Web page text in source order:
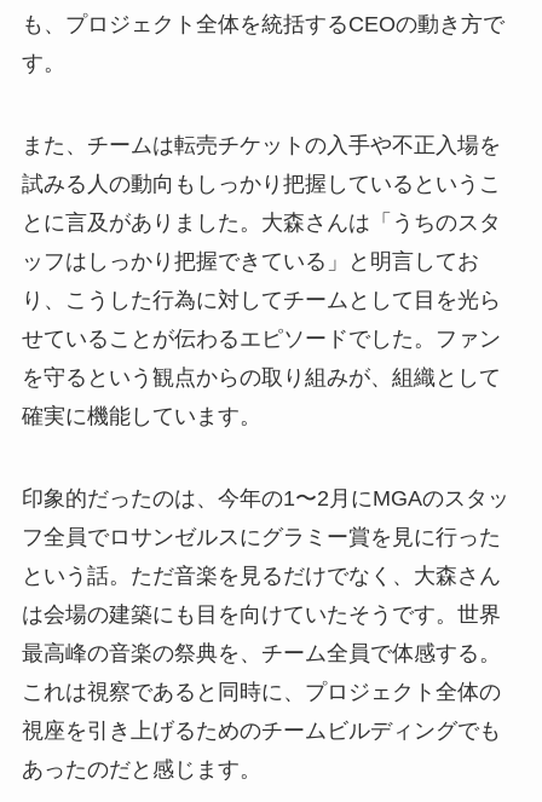
も、プロジェクト全体を統括するCEOの動き方で
す。
また、チームは転売チケットの入手や不正入場を
試みる人の動向もしっかり把握しているというこ
とに言及がありました。大森さんは「うちのスタ
ッフはしっかり把握できている」と明言してお
り、こうした行為に対してチームとして目を光ら
せていることが伝わるエピソードでした。ファン
を守るという観点からの取り組みが、組織として
確実に機能しています。
印象的だったのは、今年の1〜2月にMGAのスタッ
フ全員でロサンゼルスにグラミー賞を見に行った
という話。ただ音楽を見るだけでなく、大森さん
は会場の建築にも目を向けていたそうです。世界
最高峰の音楽の祭典を、チーム全員で体感する。
これは視察であると同時に、プロジェクト全体の
視座を引き上げるためのチームビルディングでも
あったのだと感じます。